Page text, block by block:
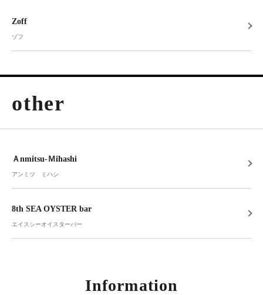
Zoff
ゾフ
other
Ａnmitsu-Ｍihashi
アンミツ ミハシ
8th SEA OYSTER bar
エイスシーオイスターバー
Information